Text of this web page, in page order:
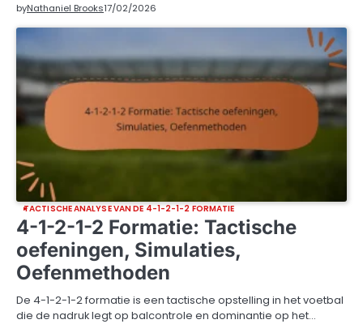
byNathaniel Brooks17/02/2026
TACTISCHE ANALYSE VAN DE 4-1-2-1-2 FORMATIE
4-1-2-1-2 Formatie: Tactische
oefeningen, Simulaties,
Oefenmethoden
De 4-1-2-1-2 formatie is een tactische opstelling in het voetbal
die de nadruk legt op balcontrole en dominantie op het…